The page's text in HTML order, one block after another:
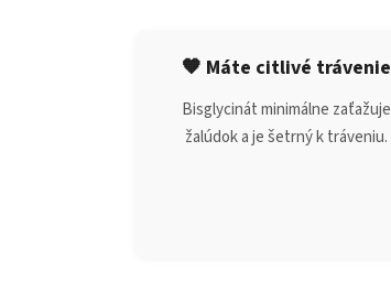
🧡 Máte citlivé trávenie
Bisglycinát minimálne zaťažuje
žalúdok a je šetrný k tráveniu.